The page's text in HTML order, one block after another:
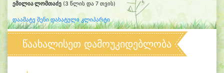
ემილია ლომთაძე (3 წლის და 7 თვის)
დაამატე შენი დახატული კლიპარტი
წაახალისეთ დამოუკიდებლობა